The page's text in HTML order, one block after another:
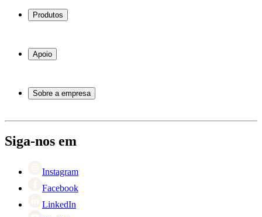
Produtos
Garrafeiras
Móveis para vinho
Apoio
Atendimento
Pagamento
Retorno
Sobre a empresa
Black Friday
Singles Day
Siga-nos em
Instagram
Facebook
LinkedIn